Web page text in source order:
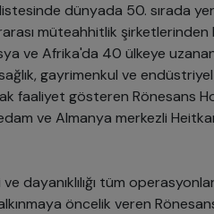
listesinde dünyada 50. sırada
müteahhitlik
ve Afrika'da 40 ülkeye
gayrimenkul ve
faaliyet gösteren Rönesans
ve Almanya merkezli
dayanıklılığı tüm
öncelik veren